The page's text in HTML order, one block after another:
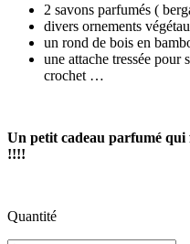
2 savons parfumés (
divers ornements
un rond de bois en
une attache tressée pour
crochet …
Un petit cadeau parfumé qui
!!!!
Quantité